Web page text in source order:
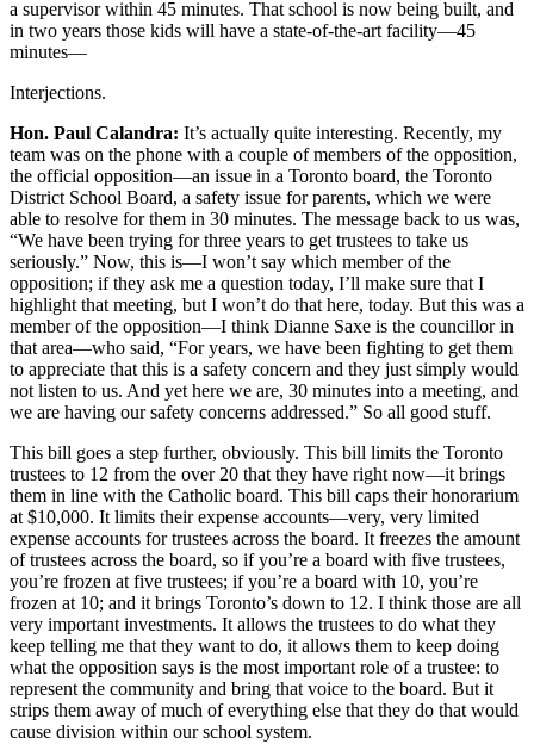
a supervisor within 45 minutes. That school is now being built, and
in two years those kids will have a state-of-the-art facility—45
minutes—
Interjections.
Hon. Paul Calandra: It’s actually quite interesting. Recently, my
team was on the phone with a couple of members of the opposition,
the official opposition—an issue in a Toronto board, the Toronto
District School Board, a safety issue for parents, which we were
able to resolve for them in 30 minutes. The message back to us was,
“We have been trying for three years to get trustees to take us
seriously.” Now, this is—I won’t say which member of the
opposition; if they ask me a question today, I’ll make sure that I
highlight that meeting, but I won’t do that here, today. But this was a
member of the opposition—I think Dianne Saxe is the councillor in
that area—who said, “For years, we have been fighting to get them
to appreciate that this is a safety concern and they just simply would
not listen to us. And yet here we are, 30 minutes into a meeting, and
we are having our safety concerns addressed.” So all good stuff.
This bill goes a step further, obviously. This bill limits the Toronto
trustees to 12 from the over 20 that they have right now—it brings
them in line with the Catholic board. This bill caps their honorarium
at $10,000. It limits their expense accounts—very, very limited
expense accounts for trustees across the board. It freezes the amount
of trustees across the board, so if you’re a board with five trustees,
you’re frozen at five trustees; if you’re a board with 10, you’re
frozen at 10; and it brings Toronto’s down to 12. I think those are all
very important investments. It allows the trustees to do what they
keep telling me that they want to do, it allows them to keep doing
what the opposition says is the most important role of a trustee: to
represent the community and bring that voice to the board. But it
strips them away of much of everything else that they do that would
cause division within our school system.